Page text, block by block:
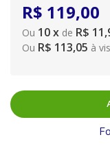
R$ 119,00
Ou 10x de R$
Ou R$ 113,05 à